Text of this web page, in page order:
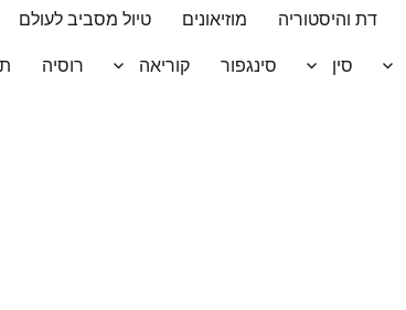
דת והיסטוריה מוזיאונים טיול מסביב לעולם
סין סינגפור קוריאה רוסיה